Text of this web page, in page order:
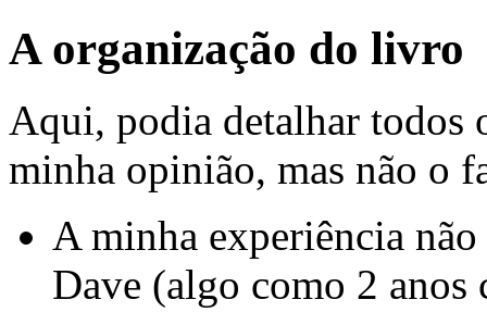
A organização do livro
Aqui, podia detalhar todos
minha opinião, mas não o
A minha experiência
Dave (algo como 2 anos